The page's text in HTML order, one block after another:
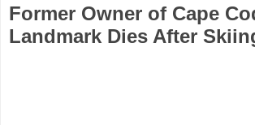
Former Owner of Cape
Landmark Dies After